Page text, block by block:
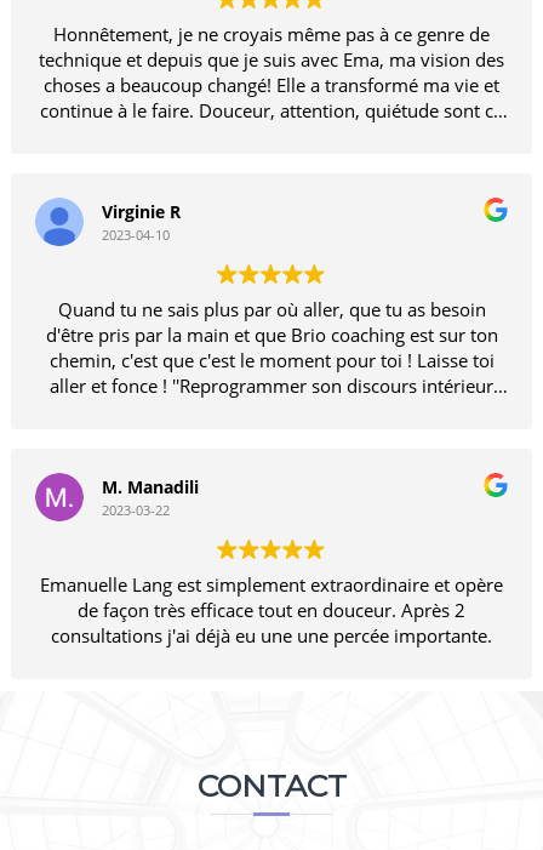
Honnêtement, je ne croyais même pas à ce genre de
technique et depuis que je suis avec Ema, ma vision des
choses a beaucoup changé! Elle a transformé ma vie et
continue à le faire. Douceur, attention, quiétude sont ce
Virginie R
2023-04-10
Quand tu ne sais plus par où aller, que tu as besoin
d'être pris par la main et que Brio coaching est sur ton
chemin, c'est que c'est le moment pour toi ! Laisse toi
aller et fonce ! ''Reprogrammer son discours intérieur
hauts et bas mon mental prenait toute la place et je ne
comprenais plus si c'était encore moi qui faisait des
choix ou cette petite voix infernale. Je me sentais de plus
en plus fragile et le découragement que j'avais dépassé
de nombreuses fois pointait son nez encore et encore ...
Rencontrer Ema a été un tournant ♥ Celui dans lequel
mon mental et mon coeur ont été bousculés pour
M. Manadili
2023-03-22
Emanuelle Lang est simplement extraordinaire et opère
de façon très efficace tout en douceur. Après 2
consultations j'ai déjà eu une une percée importante.
CONTACT